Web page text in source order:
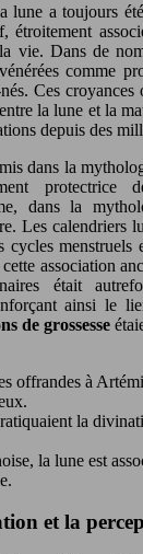
lune a toujours
étroitement
vie. Dans de
comme
Ces
la lune et la
depuis des
dans la
protectrice
dans la
Les calendriers
cycles menstruels
association
était
ainsi le
de grossesse
offrandes à
la
la lune est
et la